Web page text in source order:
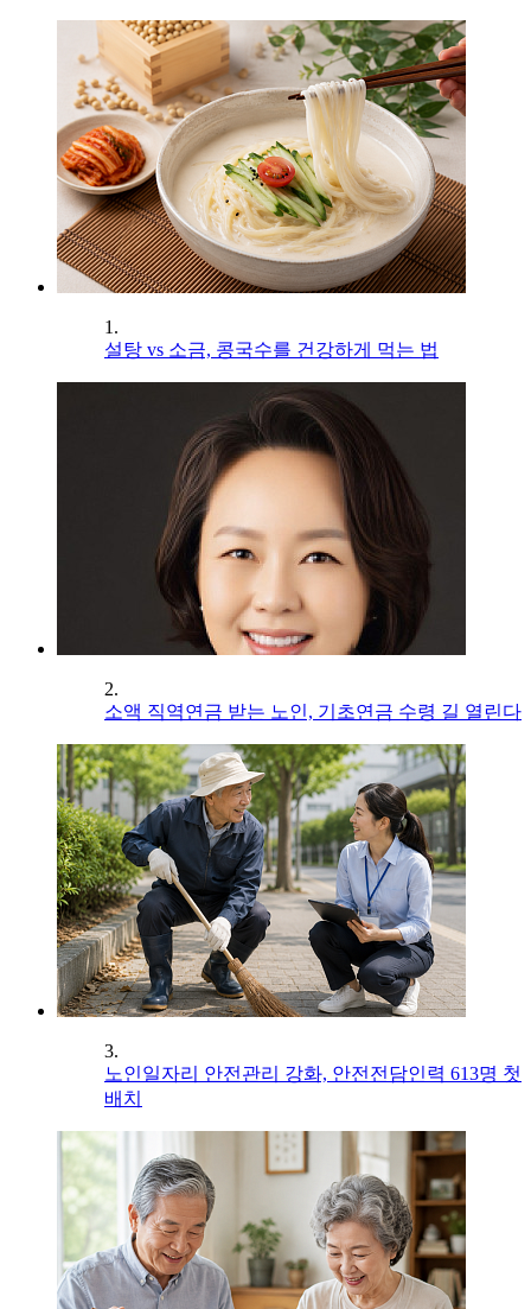
1.
설탕 vs 소금, 콩국수를 건강하게 먹는 법
2.
소액 직역연금 받는 노인, 기초연금 수령 길 열린다
3.
노인일자리 안전관리 강화, 안전전담인력 613명 첫
배치